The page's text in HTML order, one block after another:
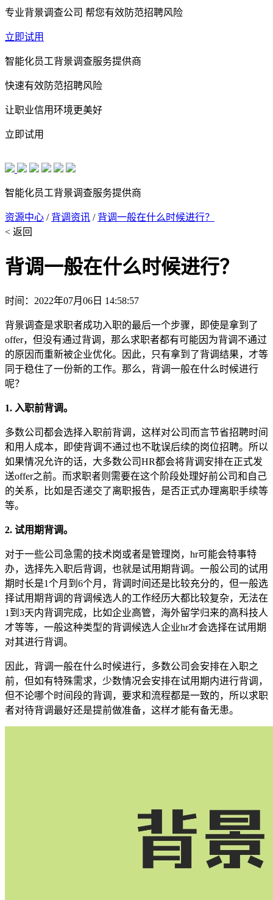
专业背景调查公司 帮您有效防范招聘风险
立即试用
智能化员工背景调查服务提供商
快速有效防范招聘风险
让职业信用环境更美好
立即试用
智能化员工背景调查服务提供商
资源中心 / 背调资讯 / 背调一般在什么时候进行？
< 返回
背调一般在什么时候进行？
时间：2022年07月06日 14:58:57
背景调查是求职者成功入职的最后一个步骤，即使是拿到了
offer，但没有通过背调，那么求职者都有可能因为背调不通过
的原因而重新被企业优化。因此，只有拿到了背调结果，才等
同于稳住了一份新的工作。那么，背调一般在什么时候进行
呢？
1. 入职前背调。
多数公司都会选择入职前背调，这样对公司而言节省招聘时间
和用人成本，即使背调不通过也不耽误后续的岗位招聘。所以
如果情况允许的话，大多数公司HR都会将背调安排在正式发
送offer之前。而求职者则需要在这个阶段处理好前公司和自己
的关系，比如是否递交了离职报告，是否正式办理离职手续等
等。
2. 试用期背调。
对于一些公司急需的技术岗或者是管理岗，hr可能会特事特
办，选择先入职后背调，也就是试用期背调。一般公司的试用
期时长是1个月到6个月，背调时间还是比较充分的，但一般选
择试用期背调的背调候选人的工作经历大都比较复杂，无法在
1到3天内背调完成，比如企业高管，海外留学归来的高科技人
才等等，一般这种类型的背调候选人企业hr才会选择在试用期
对其进行背调。
因此，背调一般在什么时候进行，多数公司会安排在入职之
前，但如有特殊需求，少数情况会安排在试用期内进行背调，
但不论哪个时间段的背调，要求和流程都是一致的，所以求职
者对待背调最好还是提前做准备，这样才能有备无患。